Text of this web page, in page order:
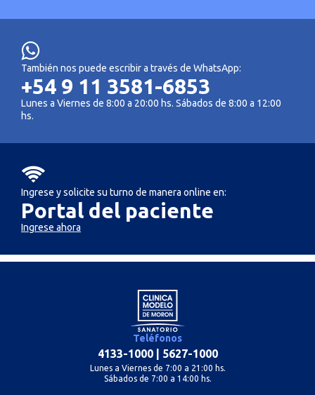
También nos puede escribir a través de WhatsApp:
+54 9 11 3581-6853
Lunes a Viernes de 8:00 a 20:00 hs. Sábados de 8:00 a 12:00
hs.
Ingrese y solicite su turno de manera online en:
Portal del paciente
Ingrese ahora
Teléfonos
4133-1000| 5627-1000
Lunes a Viernes de 7:00 a 21:00 hs.
Sábados de 7:00 a 14:00 hs.